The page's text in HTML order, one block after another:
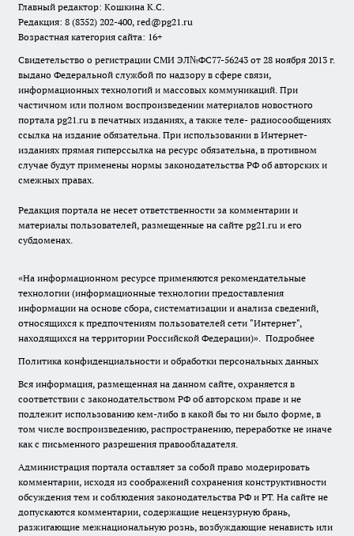
Главный редактор: Кошкина К.С.
Редакция: 8 (8352) 202-400, red@pg21.ru
Возрастная категория сайта: 16+
Свидетельство о регистрации СМИ ЭЛ№ФС77-56243 от 28 ноября 2013 г.
выдано Федеральной службой по надзору в сфере связи,
информационных технологий и массовых коммуникаций. При
частичном или полном воспроизведении материалов новостного
портала pg21.ru в печатных изданиях, а также теле- радиосообщениях
ссылка на издание обязательна. При использовании в Интернет-
изданиях прямая гиперссылка на ресурс обязательна, в противном
случае будут применены нормы законодательства РФ об авторских и
смежных правах.
Редакция портала не несет ответственности за комментарии и
материалы пользователей, размещенные на сайте pg21.ru и его
субдоменах.
«На информационном ресурсе применяются рекомендательные
технологии (информационные технологии предоставления
информации на основе сбора, систематизации и анализа сведений,
относящихся к предпочтениям пользователей сети "Интернет",
находящихся на территории Российской Федерации)». Подробнее
Политика конфиденциальности и обработки персональных данных
Вся информация, размещенная на данном сайте, охраняется в
соответствии с законодательством РФ об авторском праве и не
подлежит использованию кем-либо в какой бы то ни было форме, в
том числе воспроизведению, распространению, переработке не иначе
как с письменного разрешения правообладателя.
Администрация портала оставляет за собой право модерировать
комментарии, исходя из соображений сохранения конструктивности
обсуждения тем и соблюдения законодательства РФ и РТ. На сайте не
допускаются комментарии, содержащие нецензурную брань,
разжигающие межнациональную рознь, возбуждающие ненависть или